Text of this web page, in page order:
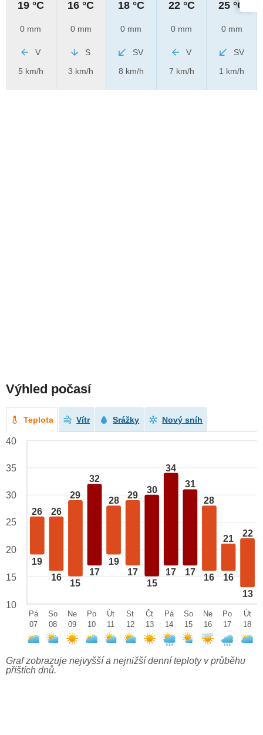
19 °C
0 mm
V
5 km/h
16 °C
0 mm
S
3 km/h
18 °C
0 mm
SV
8 km/h
22 °C
0 mm
V
7 km/h
25 °C
0 mm
SV
1 km/h
Výhled počasí
Teplota Vítr Srážky Nový sníh
26
19
26
16
29
15
32
17
28
19
29
17
30
15
34
17
31
17
28
16
21
16
22
13
40
35
30
25
20
15
10
Pá
07
So
08
Ne
09
Po
10
Út
11
St
12
Čt
13
Pá
14
So
15
Ne
16
Po
17
Út
18
Graf zobrazuje nejvyšší a nejnižší denní teploty v průběhu
příštích dnů.